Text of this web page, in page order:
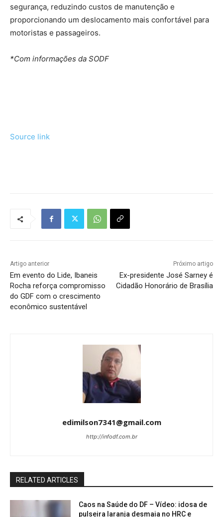
segurança, reduzindo custos de manutenção e
proporcionando um deslocamento mais confortável para
motoristas e passageiros.
*Com informações da SODF
Source link
Artigo anterior
Em evento do Lide, Ibaneis
Rocha reforça compromisso
do GDF com o crescimento
econômico sustentável
Próximo artigo
Ex-presidente José Sarney é
Cidadão Honorário de Brasília
edimilson7341@gmail.com
http://infodf.com.br
RELATED ARTICLES
Caos na Saúde do DF – Vídeo: idosa de
pulseira laranja desmaia no HRC e